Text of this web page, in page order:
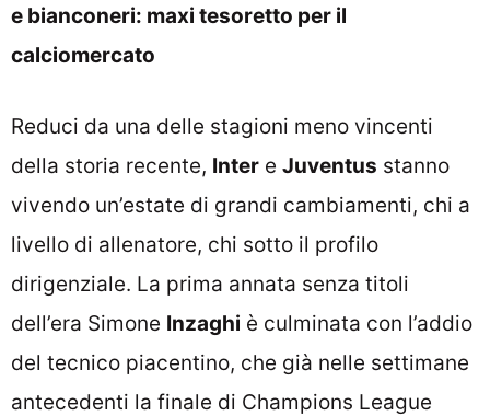
e bianconeri: maxi tesoretto per il
calciomercato
Reduci da una delle stagioni meno vincenti
della storia recente, Inter e Juventus stanno
vivendo un’estate di grandi cambiamenti, chi a
livello di allenatore, chi sotto il profilo
dirigenziale. La prima annata senza titoli
dell’era Simone Inzaghi è culminata con l’addio
del tecnico piacentino, che già nelle settimane
antecedenti la finale di Champions League